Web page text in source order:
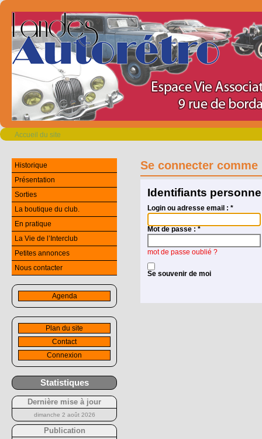
Accueil du site
Se connecter
Identifiants
Login ou adresse email : *
Mot de passe :*
mot de passe oublié ?
Se souvenir de moi
Historique
Présentation
Sorties
La boutique du club.
En pratique
La Vie de l’Interclub
Petites annonces
Nous contacter
Agenda
Plan du site
Contact
Connexion
Statistiques
Dernière mise à jour
dimanche 2 août 2026
Publication